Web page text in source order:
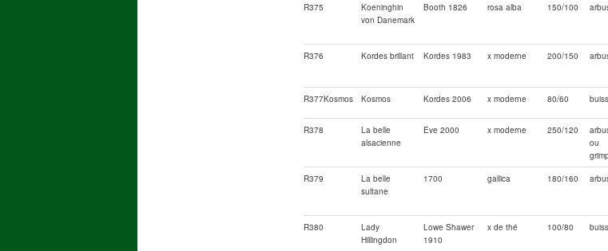
R375
Koeninghin
von Danemark
Booth 1826 rosa alba 150/100
R376 Kordes brillant Kordes 1983 x moderne 200/150
R377Kosmos Kosmos Kordes 2006 x moderne 80/60
R378
La belle
alsacienne
Eve 2000 x moderne 250/120
ou
R379
La belle
sultane
1700 gallica 180/160
R380
Lady
Hillingdon
Lowe Shawer
1910
x de thé 100/80